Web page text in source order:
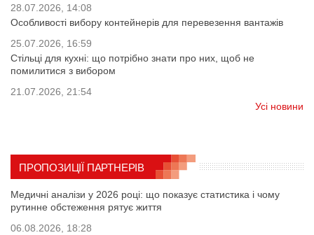
28.07.2026, 14:08
Особливості вибору контейнерів для перевезення вантажів
25.07.2026, 16:59
Стільці для кухні: що потрібно знати про них, щоб не
помилитися з вибором
21.07.2026, 21:54
Усі новини
ПРОПОЗИЦІЇ ПАРТНЕРІВ
Медичні аналізи у 2026 році: що показує статистика і чому
рутинне обстеження рятує життя
06.08.2026, 18:28